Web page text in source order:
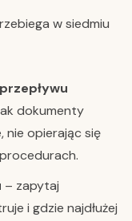
w siedmiu
dokumenty
nie opierając się
– zapytaj
i gdzie najdłużej